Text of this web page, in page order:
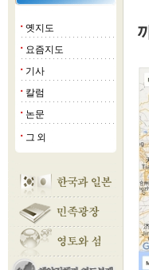
■ 옛지도
■ 요즘지도
■ 기사
■ 칼럼
■ 논문
■ 그 외